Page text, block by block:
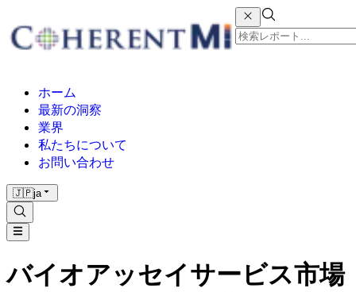
ホーム
最新の洞察
業界
私たちについて
お問い合わせ
🇯🇵ja
バイオアッセイサービス市場